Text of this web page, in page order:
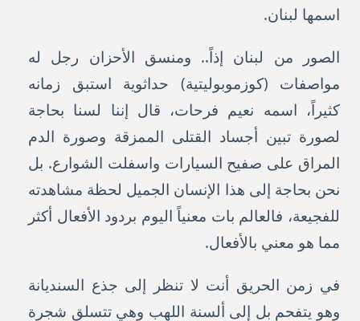
اسمها لبنان.
الصور من لبنان إذاً.. ومنسق الأحزان رجل له
مواصفات (كوزموبوليتية) حداثوية استبق زمانه
كثيراً، اسمه نعيم فرحات، قال إننا لسنا بحاجة
لصورة تبين أجساد القتلى الممزقة وصورة الدم
المراق على صفيح السيارات واسفلت الشوارع. بل
نحن بحاجة إلى هذا الإنسان الجميل لحظة مشاهدته
للفجيعة، فالعالم بات معنياً اليوم بردود الأفعال أكثر
مما هو معني بالأفعال.
في زمن الحريق أنت لا تنظر إلى جذع السنديانة
وهو يتفحم بل إلى ألسنة اللهب وهي تتسلق شجرة